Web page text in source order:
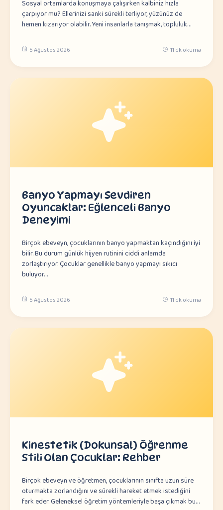
Sosyal ortamlarda konuşmaya çalışırken kalbiniz hızla
çarpıyor mu? Ellerinizi sanki sürekli terliyor, yüzünüz de
hemen kızarıyor olabilir. Yeni insanlarla tanışmak, topluluk…
5 Ağustos 2026 11 dk okuma
Banyo Yapmayı Sevdiren
Oyuncaklar: Eğlenceli Banyo
Deneyimi
Birçok ebeveyn, çocuklarının banyo yapmaktan kaçındığını iyi
bilir. Bu durum günlük hijyen rutinini ciddi anlamda
zorlaştırıyor. Çocuklar genellikle banyo yapmayı sıkıcı
buluyor…
5 Ağustos 2026 11 dk okuma
Kinestetik (Dokunsal) Öğrenme
Stili Olan Çocuklar: Rehber
Birçok ebeveyn ve öğretmen, çocuklarının sınıfta uzun süre
oturmakta zorlandığını ve sürekli hareket etmek istediğini
fark eder. Geleneksel öğretim yöntemleriyle başa çıkmak bu…